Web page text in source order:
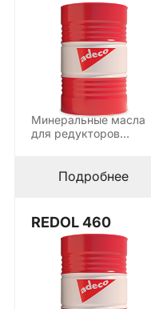
Минеральные масла
для редукторов
Подробнее
REDOL 460